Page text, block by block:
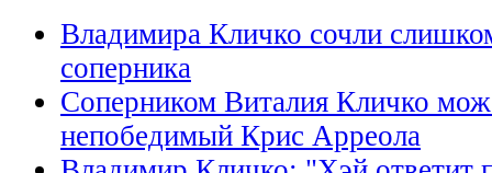
Владимира Кличко сочли
соперника
Соперником Виталия Кличко
непобедимый Крис Арреола